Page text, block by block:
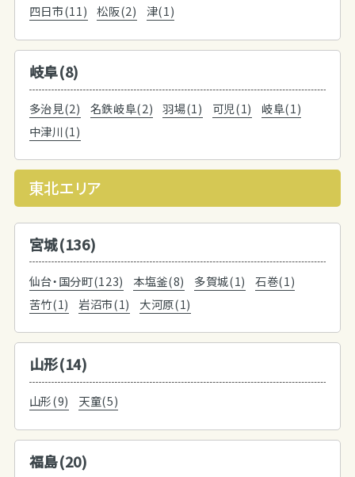
四日市(11) 松阪(2) 津(1)
岐阜(8)
多治見(2) 名鉄岐阜(2) 羽場(1) 可児(1)
岐阜(1)
中津川(1)
東北エリア
宮城(136)
仙台・国分町(123) 本塩釜(8) 多賀城(1)
石巻(1)
苦竹(1)
岩沼市(1) 大河原(1)
山形(14)
山形(9) 天童(5)
福島(20)